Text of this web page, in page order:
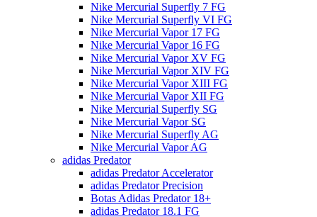
Nike Mercurial Superfly 7 FG
Nike Mercurial Superfly VI FG
Nike Mercurial Vapor 17 FG
Nike Mercurial Vapor 16 FG
Nike Mercurial Vapor XV FG
Nike Mercurial Vapor XIV FG
Nike Mercurial Vapor XIII FG
Nike Mercurial Vapor XII FG
Nike Mercurial Superfly SG
Nike Mercurial Vapor SG
Nike Mercurial Superfly AG
Nike Mercurial Vapor AG
adidas Predator
adidas Predator Accelerator
adidas Predator Precision
Botas Adidas Predator 18+
adidas Predator 18.1 FG